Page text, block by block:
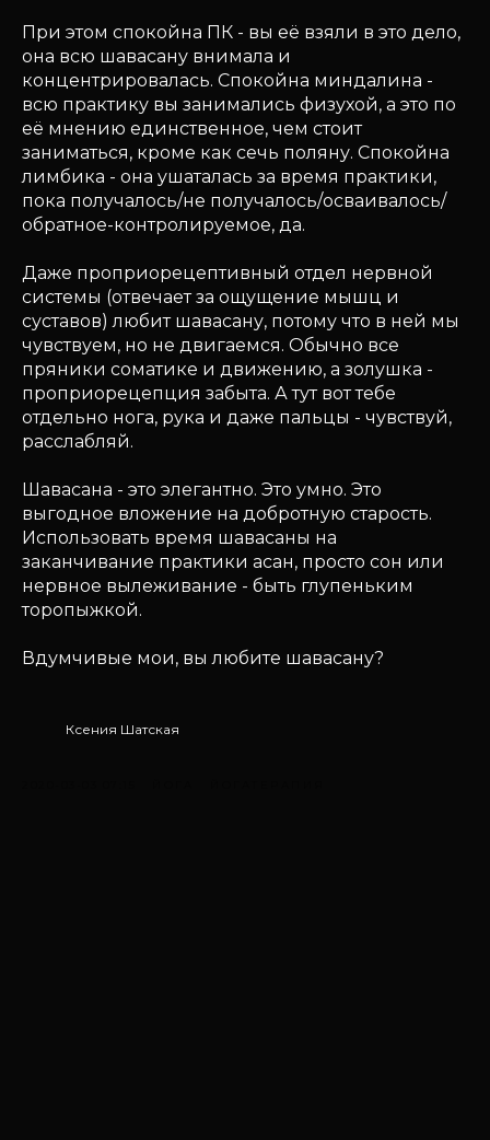
При этом спокойна ПК - вы её взяли в это дело,
она всю шавасану внимала и
концентрировалась. Спокойна миндалина -
всю практику вы занимались физухой, а это по
её мнению единственное, чем стоит
заниматься, кроме как сечь поляну. Спокойна
лимбика - она ушаталась за время практики,
пока получалось/не получалось/осваивалось/
обратное-контролируемое, да.
Даже проприорецептивный отдел нервной
системы (отвечает за ощущение мышц и
суставов) любит шавасану, потому что в ней мы
чувствуем, но не двигаемся. Обычно все
пряники соматике и движению, а золушка -
проприорецепция забыта. А тут вот тебе
отдельно нога, рука и даже пальцы - чувствуй,
расслабляй.
Шавасана - это элегантно. Это умно. Это
выгодное вложение на добротную старость.
Использовать время шавасаны на
заканчивание практики асан, просто сон или
нервное вылеживание - быть глупеньким
торопыжкой.
Вдумчивые мои, вы любите шавасану?
Ксения Шатская